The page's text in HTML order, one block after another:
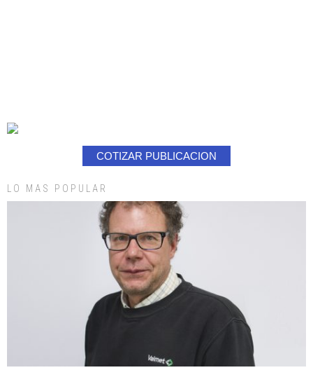
COTIZAR PUBLICACION
LO MAS POPULAR